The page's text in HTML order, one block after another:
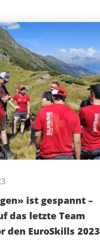
ist gespannt –
das letzte Team
den EuroSkills 2023